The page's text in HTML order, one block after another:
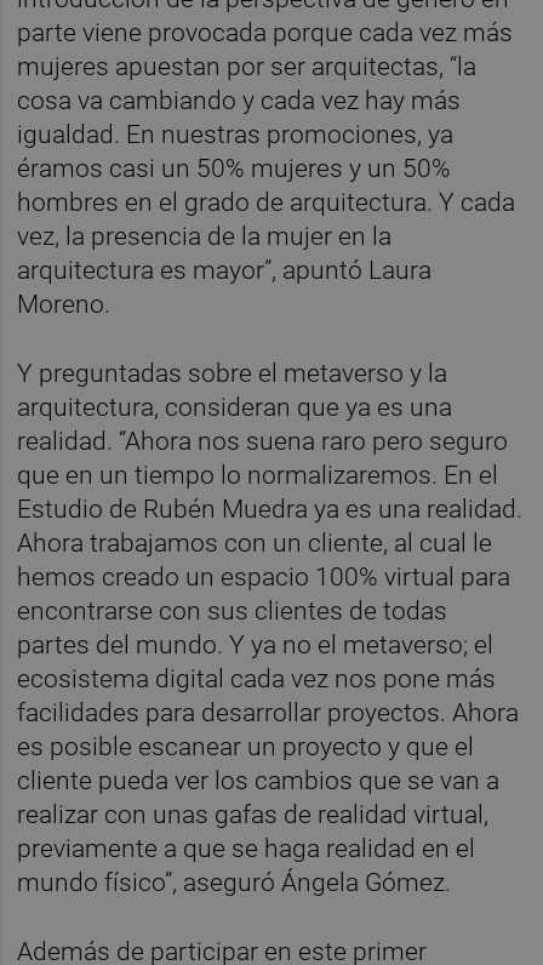
parte viene provocada porque cada vez más
mujeres apuestan por ser arquitectas, “la
cosa va cambiando y cada vez hay más
igualdad. En nuestras promociones, ya
éramos casi un 50% mujeres y un 50%
hombres en el grado de arquitectura. Y cada
vez, la presencia de la mujer en la
arquitectura es mayor”, apuntó Laura
Moreno.
Y preguntadas sobre el metaverso y la
arquitectura, consideran que ya es una
realidad. “Ahora nos suena raro pero seguro
que en un tiempo lo normalizaremos. En el
Estudio de Rubén Muedra ya es una realidad.
Ahora trabajamos con un cliente, al cual le
hemos creado un espacio 100% virtual para
encontrarse con sus clientes de todas
partes del mundo. Y ya no el metaverso; el
ecosistema digital cada vez nos pone más
facilidades para desarrollar proyectos. Ahora
es posible escanear un proyecto y que el
cliente pueda ver los cambios que se van a
realizar con unas gafas de realidad virtual,
previamente a que se haga realidad en el
mundo físico”, aseguró Ángela Gómez.
Además de participar en este primer